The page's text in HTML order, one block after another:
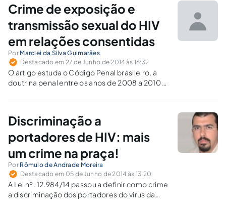
Crime de exposição e
transmissão sexual do HIV
em relações consentidas
Por Marclei da Silva Guimarães
Destacado em 27 de Junho de 2014 às 16:32
O artigo estuda o Código Penal brasileiro, a
doutrina penal entre os anos de 2008 a 2010 e
Justiça do RJ e SP, STF e STJ entre os anos 2000
defensivas de crimes.
Discriminação a
portadores de HIV: mais
um crime na praça!
Por Rômulo de Andrade Moreira
Destacado em 05 de Junho de 2014 às 13:20
A Lei nº. 12.984/14 passou a definir como crime
a discriminação dos portadores do vírus da